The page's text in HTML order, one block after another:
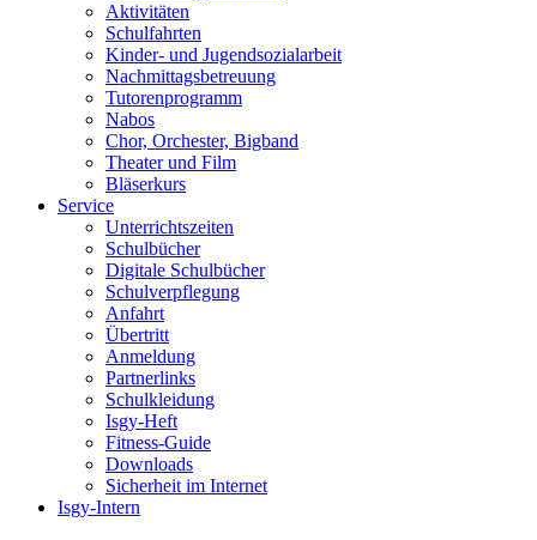
Aktivitäten
Schulfahrten
Kinder- und Jugendsozialarbeit
Nachmittagsbetreuung
Tutorenprogramm
Nabos
Chor, Orchester, Bigband
Theater und Film
Bläserkurs
Service
Unterrichtszeiten
Schulbücher
Digitale Schulbücher
Schulverpflegung
Anfahrt
Übertritt
Anmeldung
Partnerlinks
Schulkleidung
Isgy-Heft
Fitness-Guide
Downloads
Sicherheit im Internet
Isgy-Intern